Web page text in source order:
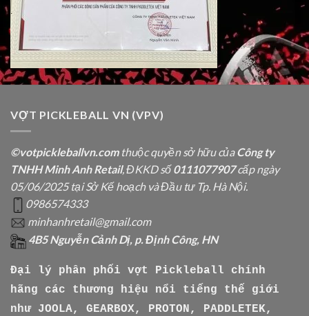
VỢT PICKLEBALL VN (VPV)
©votpickleballvn.comthuộc quyền sở hữu củaCông ty
TNHH Minh Anh Retail, ĐKKD số0111077907cấp ngày
05/06/2025 tại Sở Kế hoạch và Đầu tư Tp. Hà Nội.
0986574333
minhanhretail@gmail.com
4B5 Nguyễn Cảnh Dị, p. Định Công, HN
Đại lý phân phối vợt Pickleball chính
hãng các thương hiệu nổi tiếng thế giới
như
JOOLA, GEARBOX, PROTON, PADDLETEK,